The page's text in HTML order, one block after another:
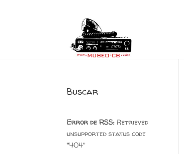
Buscar
Error de RSS: Retrieved
unsupported status code
"404"